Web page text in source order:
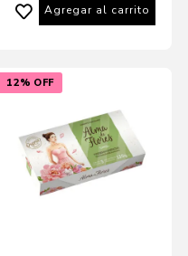
Agregar al carrito
12% OFF